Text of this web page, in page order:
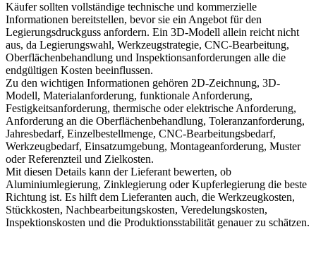
Käufer sollten vollständige technische und kommerzielle
Informationen bereitstellen, bevor sie ein Angebot für den
Legierungsdruckguss anfordern. Ein 3D-Modell allein reicht nicht
aus, da Legierungswahl, Werkzeugstrategie, CNC-Bearbeitung,
Oberflächenbehandlung und Inspektionsanforderungen alle die
endgültigen Kosten beeinflussen.
Zu den wichtigen Informationen gehören 2D-Zeichnung, 3D-
Modell, Materialanforderung, funktionale Anforderung,
Festigkeitsanforderung, thermische oder elektrische Anforderung,
Anforderung an die Oberflächenbehandlung, Toleranzanforderung,
Jahresbedarf, Einzelbestellmenge, CNC-Bearbeitungsbedarf,
Werkzeugbedarf, Einsatzumgebung, Montageanforderung, Muster
oder Referenzteil und Zielkosten.
Mit diesen Details kann der Lieferant bewerten, ob
Aluminiumlegierung, Zinklegierung oder Kupferlegierung die beste
Richtung ist. Es hilft dem Lieferanten auch, die Werkzeugkosten,
Stückkosten, Nachbearbeitungskosten, Veredelungskosten,
Inspektionskosten und die Produktionsstabilität genauer zu schätzen.